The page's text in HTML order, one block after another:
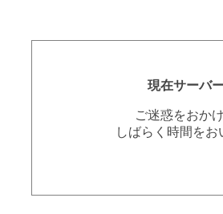
現在サーバ
ご迷惑をおか
しばらく時間を